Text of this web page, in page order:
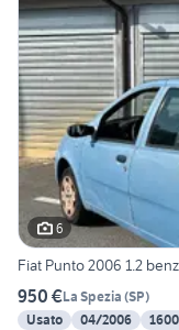
6
Fiat Punto 2006 1.2
950 €La Spezia (SP)
Usato
04/2006